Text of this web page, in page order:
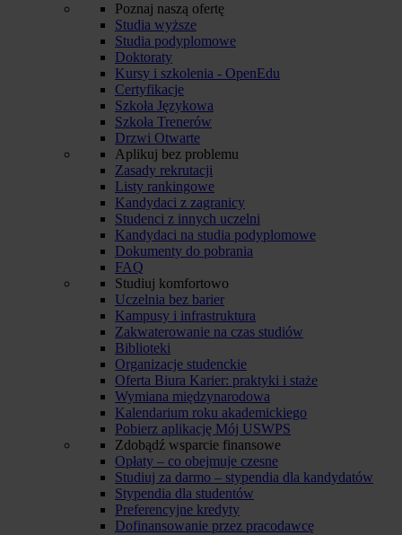
Poznaj naszą ofertę
Studia wyższe
Studia podyplomowe
Doktoraty
Kursy i szkolenia - OpenEdu
Certyfikacje
Szkoła Językowa
Szkoła Trenerów
Drzwi Otwarte
Aplikuj bez problemu
Zasady rekrutacji
Listy rankingowe
Kandydaci z zagranicy
Studenci z innych uczelni
Kandydaci na studia podyplomowe
Dokumenty do pobrania
FAQ
Studiuj komfortowo
Uczelnia bez barier
Kampusy i infrastruktura
Zakwaterowanie na czas studiów
Biblioteki
Organizacje studenckie
Oferta Biura Karier: praktyki i staże
Wymiana międzynarodowa
Kalendarium roku akademickiego
Pobierz aplikację Mój USWPS
Zdobądź wsparcie finansowe
Opłaty – co obejmuje czesne
Studiuj za darmo – stypendia dla kandydatów
Stypendia dla studentów
Preferencyjne kredyty
Dofinansowanie przez pracodawcę